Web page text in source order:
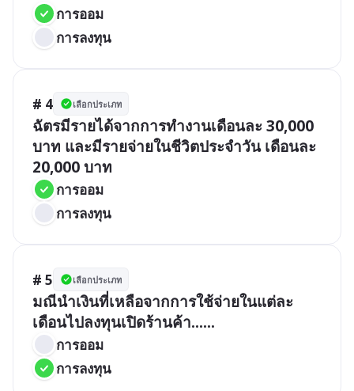
การออม
การลงทุน
# 4 เลือกประเภท
ฉัตรมีรายได้จากการทำงานเดือนละ 30,000
บาท และมีรายจ่ายในชีวิตประจำวัน เดือนละ
20,000 บาท
การออม
การลงทุน
# 5 เลือกประเภท
มณีนำเงินที่เหลือจากการใช้จ่ายในแต่ละ
เดือนไปลงทุนเปิดร้านค้า......
การออม
การลงทุน